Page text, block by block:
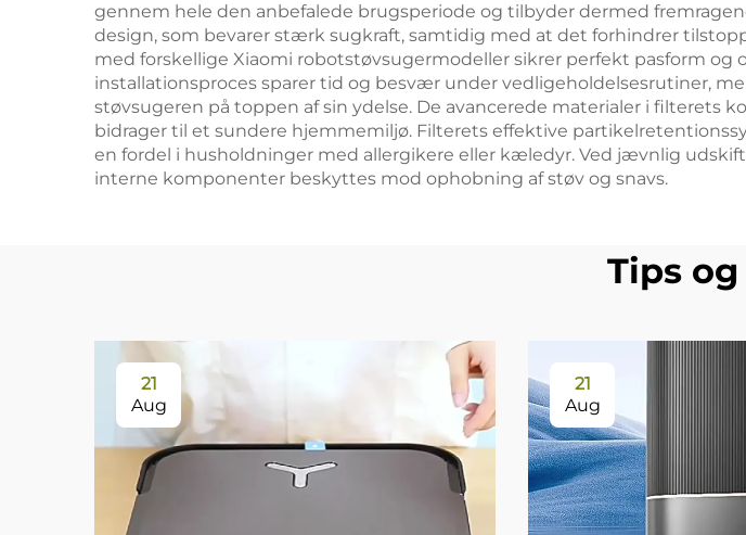
gennem hele den anbefalede brugsperiode og tilbyder dermed
design, som bevarer stærk sugkraft, samtidig med at det forhindrer
med forskellige Xiaomi robotstøvsugermodeller sikrer perfekt pasform
installationsproces sparer tid og besvær under vedligeholdelsesrutiner,
støvsugeren på toppen af sin ydelse. De avancerede materialer i
bidrager til et sundere hjemmemiljø. Filterets effektive
en fordel i husholdninger med allergikere eller kæledyr. Ved jævnlig
interne komponenter beskyttes mod ophobning af støv og snavs.
Tips
21
Aug
21
Aug